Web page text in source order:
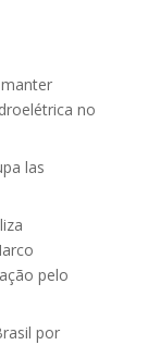
manter
no
las
pelo
por